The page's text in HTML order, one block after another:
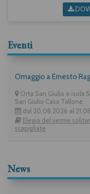
Eventi
Omaggio a Ernesto
Orta San Giulio e isola
San Giulio Casa Tallone
dal 20.08.2026 al
Elegia del verme
scapigliate
News